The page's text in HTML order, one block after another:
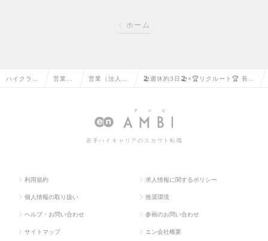
ホーム
ハイクラス 営業系 営業（法人向 🏖️週休約3日🏖️×🏆リクルート🏆 長く
若手ハイキャリアのスカウト転職
利用規約 求人情報に関するポリシー
個人情報の取り扱い 推奨環境
ヘルプ・お問い合わせ 参画のお問い合わせ
サイトマップ エン会社概要